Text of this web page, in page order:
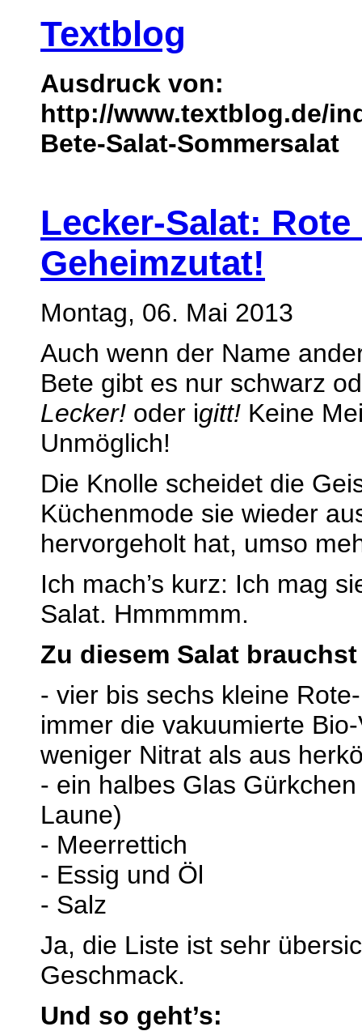
Textblog
Ausdruck von:
http://www.textblog.de/
Bete-Salat-Sommersalat
Lecker-Salat:
Geheimzutat!
Montag, 06. Mai 2013
Auch wenn der Name
Bete gibt es nur schwarz
Lecker! oder igitt! Keine
Unmöglich!
Die Knolle scheidet die
Küchenmode sie wieder
hervorgeholt hat, umso
Ich mach’s kurz: Ich mag
Salat. Hmmmmm.
Zu diesem Salat
- vier bis sechs kleine
immer die vakuumierte
weniger Nitrat als aus
- ein halbes Glas
Laune)
- Meerrettich
- Essig und Öl
- Salz
Ja, die Liste ist sehr
Geschmack.
Und so geht’s: